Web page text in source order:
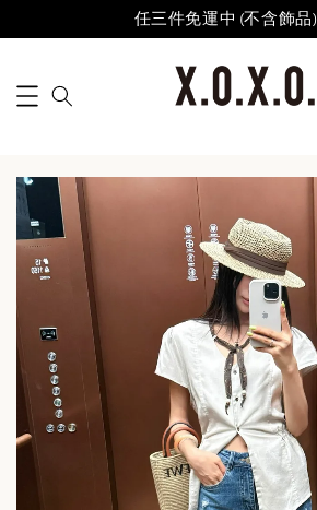
任三件免運中 (不含飾品)